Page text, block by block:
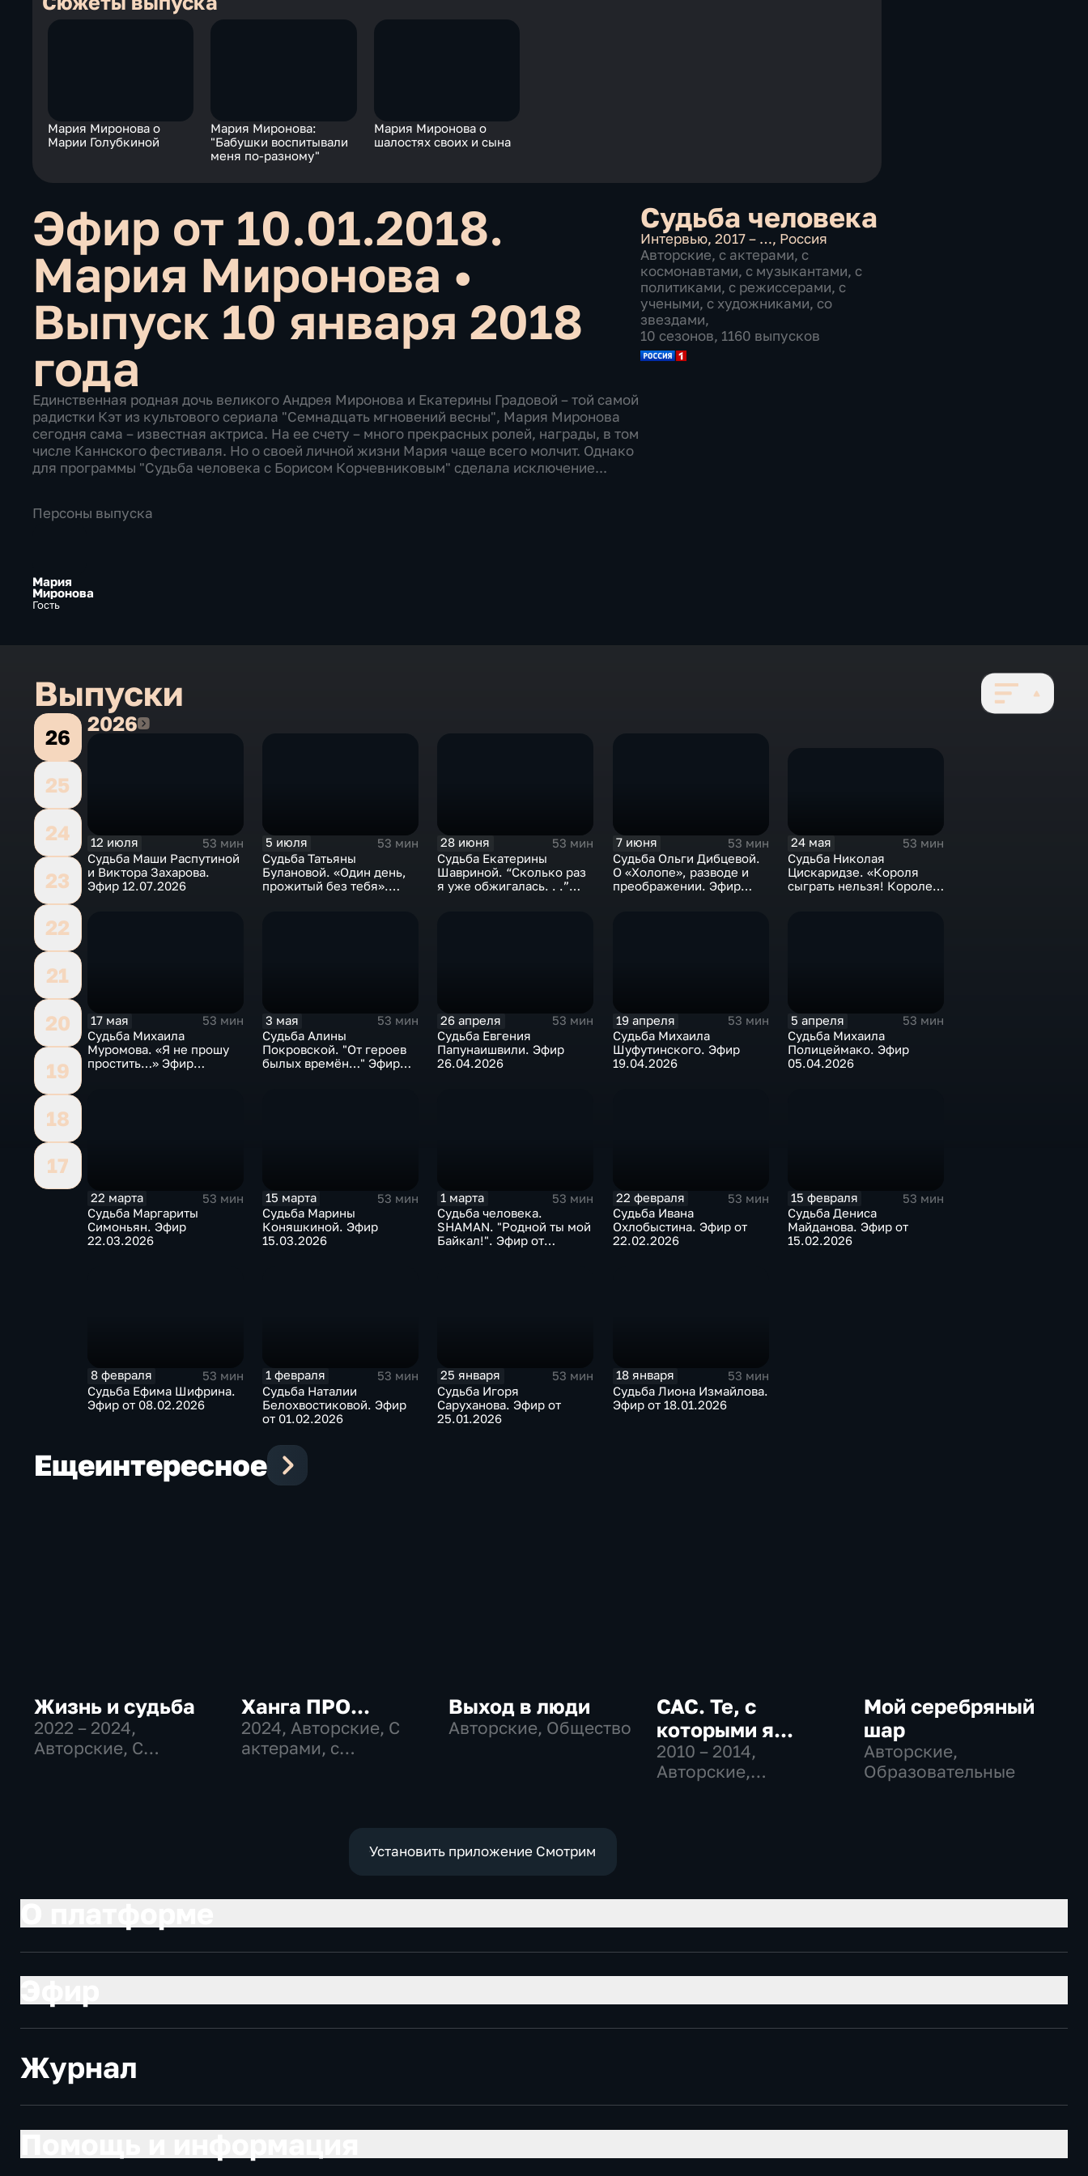
Мария Миронова о
Марии Голубкиной
Мария Миронова:
"Бабушки воспитывали
меня по-разному"
Мария Миронова о
шалостях своих и сына
Эфир от 10.01.2018.
Мария Миронова •
Выпуск 10 января 2018
года
Единственная родная дочь великого Андрея Миронова и Екатерины Градовой – той самой
радистки Кэт из культового сериала "Семнадцать мгновений весны", Мария Миронова
сегодня сама – известная актриса. На ее счету – много прекрасных ролей, награды, в том
числе Каннского фестиваля. Но о своей личной жизни Мария чаще всего молчит. Однако
для программы "Судьба человека с Борисом Корчевниковым" сделала исключение...
Судьба человека
Интервью, 2017 – …, Россия
Авторские, с актерами, с
космонавтами, с музыкантами, с
политиками, с режиссерами, с
учеными, с художниками, со
звездами,
10 сезонов, 1160 выпусков
Персоны выпуска
Мария
Миронова
Гость
Выпуски
26
25
24
23
22
21
20
19
18
17
20262026
12 июля
53 мин
Судьба Маши Распутиной
и Виктора Захарова.
Эфир 12.07.2026
5 июля
53 мин
Судьба Татьяны
Булановой. «Один день,
прожитый без тебя».
28 июня
53 мин
Судьба Екатерины
Шавриной. “Сколько раз
я уже обжигалась. . .”
7 июня
53 мин
Судьба Ольги Дибцевой.
О «Холопе», разводе и
преображении. Эфир
24 мая
53 мин
Судьба Николая
Цискаридзе. «Короля
сыграть нельзя! Королем
17 мая
53 мин
Судьба Михаила
Муромова. «Я не прошу
простить…» Эфир
3 мая
53 мин
Судьба Алины
Покровской. "От героев
былых времён…" Эфир
26 апреля
53 мин
Судьба Евгения
Папунаишвили. Эфир
26.04.2026
19 апреля
53 мин
Судьба Михаила
Шуфутинского. Эфир
19.04.2026
5 апреля
53 мин
Судьба Михаила
Полицеймако. Эфир
05.04.2026
22 марта
53 мин
Судьба Маргариты
Симоньян. Эфир
22.03.2026
15 марта
53 мин
Судьба Марины
Коняшкиной. Эфир
15.03.2026
1 марта
53 мин
Судьба человека.
SHAMAN. "Родной ты мой
Байкал!". Эфир от
22 февраля
53 мин
Судьба Ивана
Охлобыстина. Эфир от
22.02.2026
15 февраля
53 мин
Судьба Дениса
Майданова. Эфир от
15.02.2026
8 февраля
53 мин
Судьба Ефима Шифрина.
Эфир от 08.02.2026
1 февраля
53 мин
Судьба Наталии
Белохвостиковой. Эфир
от 01.02.2026
25 января
53 мин
Судьба Игоря
Саруханова. Эфир от
25.01.2026
18 января
53 мин
Судьба Лиона Измайлова.
Эфир от 18.01.2026
Ещеинтересное
Жизнь и судьба
2022 – 2024,
Авторские, С
Ханга ПРО...
2024, Авторские, С
актерами, с
Выход в люди
Авторские, Общество
САС. Те, с
которыми я...
2010 – 2014,
Авторские,
Мой серебряный
шар
Авторские,
Образовательные
Установить приложение Смотрим
Журнал